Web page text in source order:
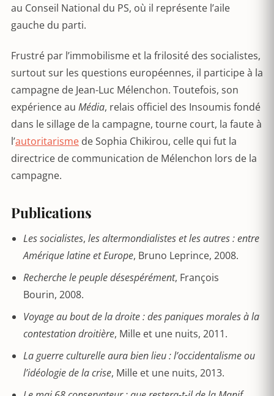
au Conseil National du PS, où il représente l’aile
gauche du parti.
Frustré par l’immobilisme et la frilosité des socialistes,
surtout sur les questions européennes, il participe à la
campagne de Jean-Luc Mélenchon. Toutefois, son
expérience au Média, relais officiel des Insoumis fondé
dans le sillage de la campagne, tourne court, la faute à
l’autoritarisme de Sophia Chikirou, celle qui fut la
directrice de communication de Mélenchon lors de la
campagne.
Publications
Lessocialistes, les altermondialistes et les autres : entre
Amérique latine et Europe, Bruno Leprince, 2008.
Recherche le peuple désespérément, François
Bourin, 2008.
Voyage au bout de la droite : des paniques morales à la
contestation droitière, Mille et une nuits, 2011.
Laguerre culturelle aura bien lieu : l’occidentalisme ou
l’idéologie de la crise, Mille et une nuits, 2013.